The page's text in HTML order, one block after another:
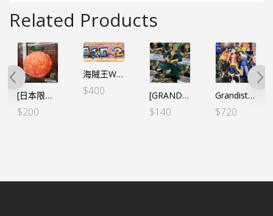
Related Products
[日本限定] 海賊王 惡魔果實 房間小夜燈 – 艾斯 燒燒果實 金屬色
$200
海賊王WCF-HISTORY RELAY 20TH 週年紀念-Vol.2
$400 [GRANDISTA] 海賊王 羅洛亞·卓洛(2024)（行）
$140
Grandista 三兄弟 （路飛＋艾斯＋薩波 3盒SET)
$720